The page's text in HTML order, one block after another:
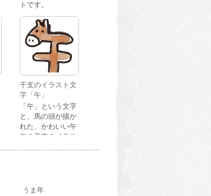
トです。
干支のイラスト文
字「午」
「午」という文字
と、馬の頭が描か
れた、かわいい午
年の干支のイラス
うま年